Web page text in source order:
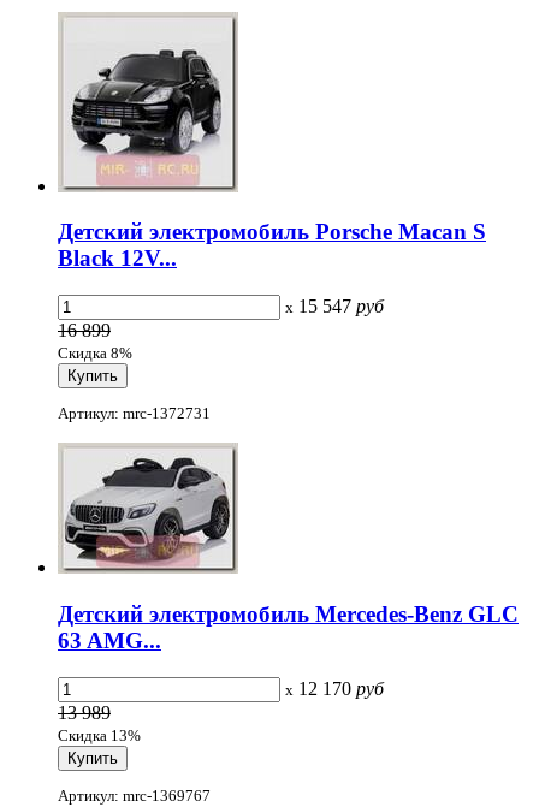
Детский электромобиль Porsche Macan S
Black 12V...
x 15 547 руб
16 899
Скидка 8%
Артикул: mrc-1372731
Детский электромобиль Mercedes-Benz GLC
63 AMG...
x 12 170 руб
13 989
Скидка 13%
Артикул: mrc-1369767